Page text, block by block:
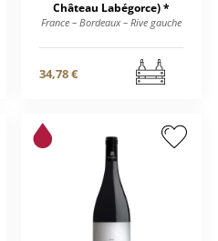
Château Labégorce) *
France – Bordeaux – Rive gauche
34,78 €